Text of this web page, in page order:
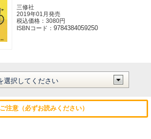
三修社
2019年01月発売
税込価格：3080円
ISBNコード：9784384059250
注意（必ずお読みください）